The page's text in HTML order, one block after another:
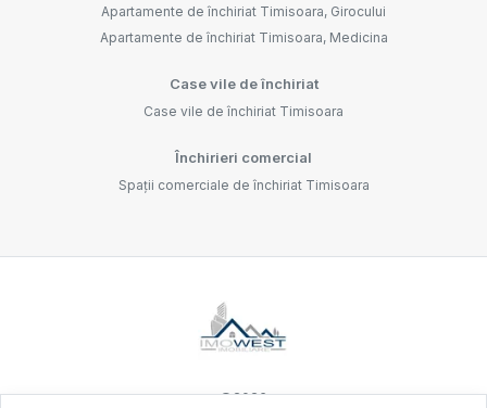
Apartamente de închiriat Timisoara, Girocului
Apartamente de închiriat Timisoara, Medicina
Case vile de închiriat
Case vile de închiriat Timisoara
Închirieri comercial
Spații comerciale de închiriat Timisoara
©2026